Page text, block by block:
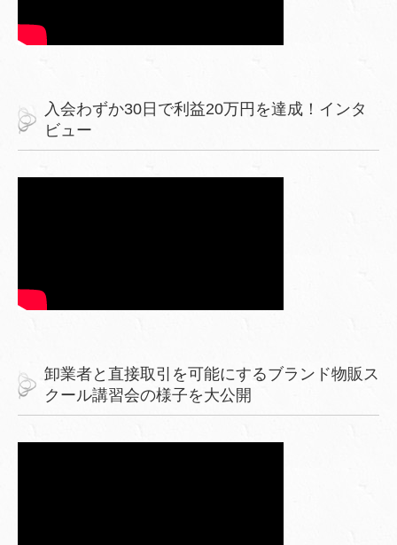
入会わずか30日で利益20万円を達成！インタ
ビュー
卸業者と直接取引を可能にするブランド物販ス
クール講習会の様子を大公開